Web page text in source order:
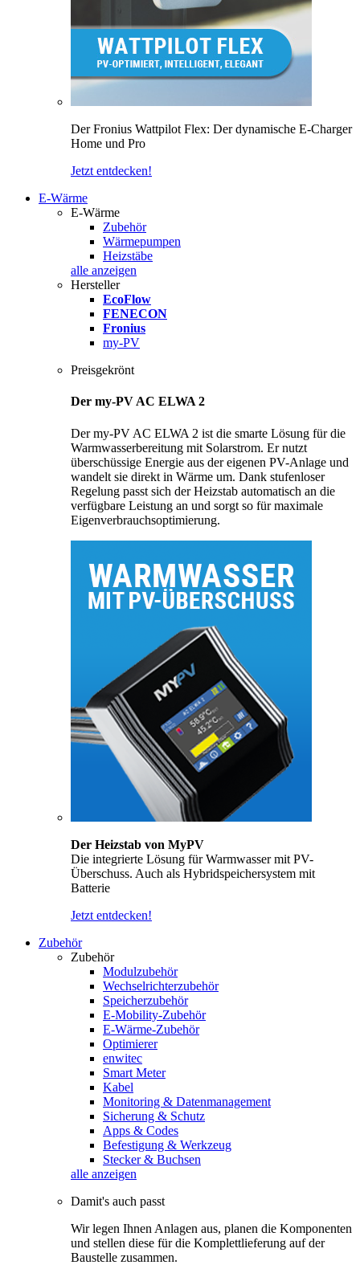
Der Fronius Wattpilot Flex: Der dynamische E-Charger
Home und Pro
Jetzt entdecken!
E-Wärme
E-Wärme
Zubehör
Wärmepumpen
Heizstäbe
alle anzeigen
Hersteller
EcoFlow
FENECON
Fronius
my-PV
Preisgekrönt
Der my-PV AC ELWA 2
Der my-PV AC ELWA 2 ist die smarte Lösung für die
Warmwasserbereitung mit Solarstrom. Er nutzt
überschüssige Energie aus der eigenen PV-Anlage und
wandelt sie direkt in Wärme um. Dank stufenloser
Regelung passt sich der Heizstab automatisch an die
verfügbare Leistung an und sorgt so für maximale
Eigenverbrauchsoptimierung.
Der Heizstab von MyPV
Die integrierte Lösung für Warmwasser mit PV-
Überschuss. Auch als Hybridspeichersystem mit
Batterie
Jetzt entdecken!
Zubehör
Zubehör
Modulzubehör
Wechselrichterzubehör
Speicherzubehör
E-Mobility-Zubehör
E-Wärme-Zubehör
Optimierer
enwitec
Smart Meter
Kabel
Monitoring & Datenmanagement
Sicherung & Schutz
Apps & Codes
Befestigung & Werkzeug
Stecker & Buchsen
alle anzeigen
Damit's auch passt
Wir legen Ihnen Anlagen aus, planen die Komponenten
und stellen diese für die Komplettlieferung auf der
Baustelle zusammen.